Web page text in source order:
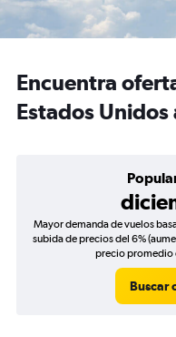
Encuentra
Estados Unidos
Mayor demanda de vuelos
subida de precios del 6%
precio promedio
Buscar